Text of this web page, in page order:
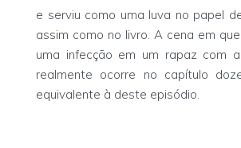
e serviu como uma luva no papel
assim como no livro. A cena em
uma infecção em um rapaz com
realmente ocorre no capítulo
equivalente à deste episódio.